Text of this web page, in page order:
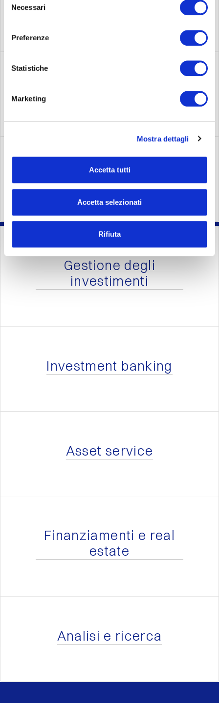
delNecessari
Preferenze
Statistiche
Marketing
Mostra dettagli
Accetta tutti
Accetta selezionati
Rifiuta
Analisi e ricerca
Gestione degli
investimenti
Investment banking
Asset service
Finanziamenti e real
estate
Analisi e ricerca